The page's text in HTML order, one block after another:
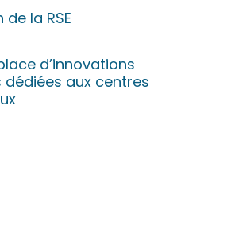
de la RSE
d’innovations
dédiées aux centres